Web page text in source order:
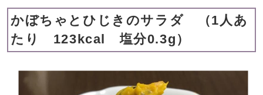
かぼちゃとひじきのサラダ （1人あ
たり 123kcal 塩分0.3g）